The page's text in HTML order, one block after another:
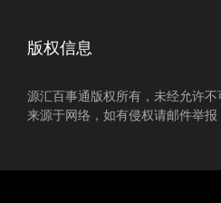
版权信息
源汇百事通版权所有，未经允许
来源于网络，如有侵权请邮件举报